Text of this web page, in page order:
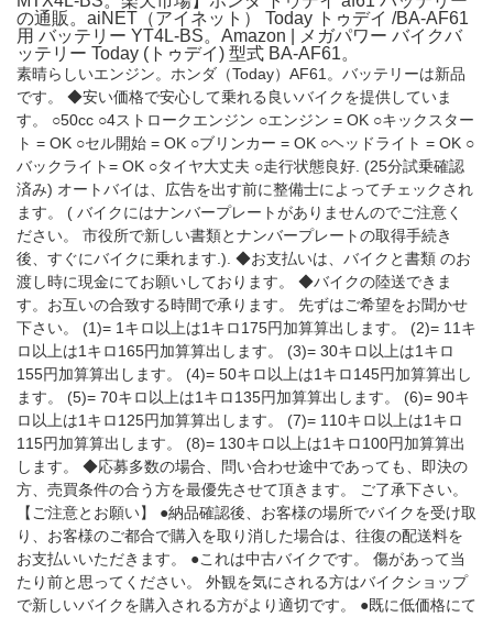
の通販。aiNET（アイネット） Today トゥデイ /BA-AF61
用 バッテリー YT4L-BS。Amazon | メガパワー バイクバ
ッテリー Today (トゥデイ) 型式 BA-AF61。
素晴らしいエンジン。ホンダ（Today）AF61。バッテリーは新品
です。 ◆安い価格で安心して乗れる良いバイクを提供していま
す。 ○50cc ○4ストロークエンジン ○エンジン = OK ○キックスター
ト = OK ○セル開始 = OK ○ブリンカー = OK ○ヘッドライト = OK ○
バックライト= OK ○タイヤ大丈夫 ○走行状態良好. (25分試乗確認
済み) オートバイは、広告を出す前に整備士によってチェックされ
ます。 ( バイクにはナンバープレートがありませんのでご注意く
ださい。 市役所で新しい書類とナンバープレートの取得手続き
後、すぐにバイクに乗れます.). ◆お支払いは、バイクと書類 のお
渡し時に現金にてお願いしております。 ◆バイクの陸送できま
す。お互いの合致する時間で承ります。 先ずはご希望をお聞かせ
下さい。 (1)= 1キロ以上は1キロ175円加算算出します。 (2)= 11キ
ロ以上は1キロ165円加算算出します。 (3)= 30キロ以上は1キロ
155円加算算出します。 (4)= 50キロ以上は1キロ145円加算算出し
ます。 (5)= 70キロ以上は1キロ135円加算算出します。 (6)= 90キ
ロ以上は1キロ125円加算算出します。 (7)= 110キロ以上は1キロ
115円加算算出します。 (8)= 130キロ以上は1キロ100円加算算出
します。 ◆応募多数の場合、問い合わせ途中であっても、即決の
方、売買条件の合う方を最優先させて頂きます。 ご了承下さい。
【ご注意とお願い】 ●納品確認後、お客様の場所でバイクを受け取
り、お客様のご都合で購入を取り消した場合は、往復の配送料を
お支払いいただきます。 ●これは中古バイクです。 傷があって当
たり前と思ってください。 外観を気にされる方はバイクショップ
で新しいバイクを購入される方がより適切です。 ●既に低価格にて